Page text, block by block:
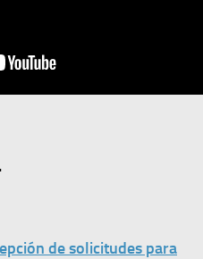
de solicitudes para